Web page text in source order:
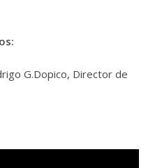
G.Dopico, Director de